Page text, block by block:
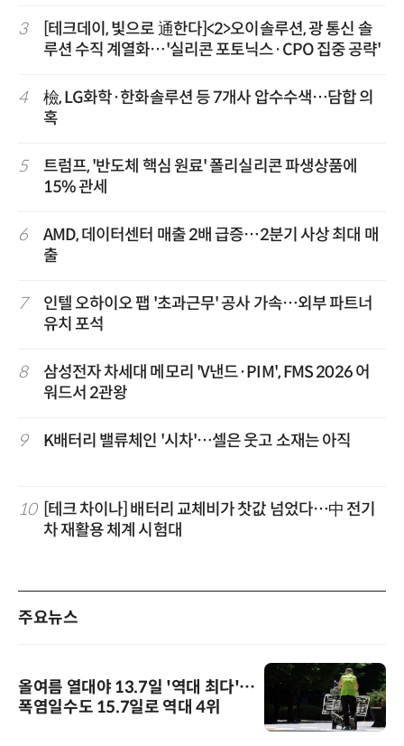
3
[테크데이, 빛으로 通한다]<2>오이솔루션, 광 통신 솔
루션 수직 계열화…'실리콘 포토닉스·CPO 집중 공략'
4
檢, LG화학·한화솔루션 등 7개사 압수수색…담합 의
혹
5
트럼프, '반도체 핵심 원료' 폴리실리콘 파생상품에
15% 관세
6
AMD, 데이터센터 매출 2배 급증…2분기 사상 최대 매
출
7
인텔 오하이오 팹 '초과근무' 공사 가속…외부 파트너
유치 포석
8
삼성전자 차세대 메모리 'V낸드·PIM', FMS 2026 어
워드서 2관왕
9 K배터리 밸류체인 '시차'…셀은 웃고 소재는 아직
10
[테크 차이나] 배터리 교체비가 찻값 넘었다…中 전기
차 재활용 체계 시험대
주요뉴스
올여름 열대야 13.7일 '역대 최다'…
폭염일수도 15.7일로 역대 4위